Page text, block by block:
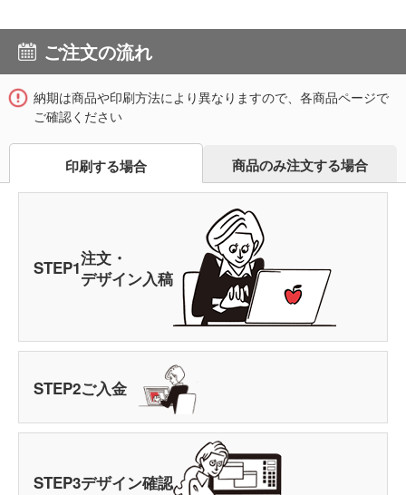
ご注文の流れ
納期は商品や印刷方法により異なりますので、各商品ページで
ご確認ください
印刷する場合 商品のみ注文する場合
STEP1注文・
デザイン入稿
STEP2ご入金
STEP3デザイン確認